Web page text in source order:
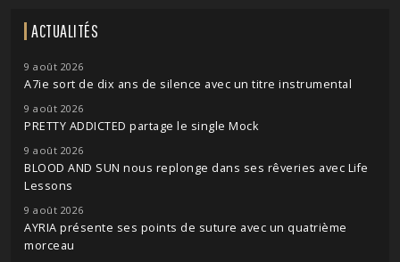
ACTUALITÉS
9 août 2026
A7ie sort de dix ans de silence avec un titre instrumental
9 août 2026
PRETTY ADDICTED partage le single Mock
9 août 2026
BLOOD AND SUN nous replonge dans ses rêveries avec Life
Lessons
9 août 2026
AYRIA présente ses points de suture avec un quatrième
morceau